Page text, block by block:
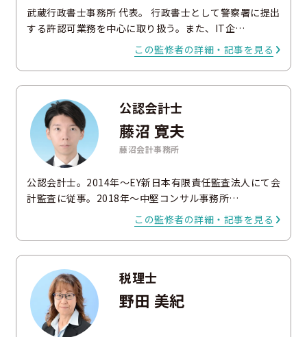
武蔵行政書士事務所 代表。 行政書士として警察署に提出
する許認可業務を中心に取り扱う。また、IT企…
この監修者の詳細・記事を見る
公認会計士
藤沼 寛夫
藤沼会計事務所
公認会計士。2014年～EY新日本有限責任監査法人にて会
計監査に従事。2018年～中堅コンサル事務所…
この監修者の詳細・記事を見る
税理士
野田 美紀